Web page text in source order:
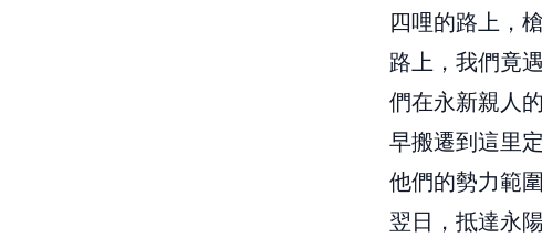
四哩的路上，
路上，我們竟
們在永新親人
早搬遷到這里
他們的勢力範
翌日，抵達永